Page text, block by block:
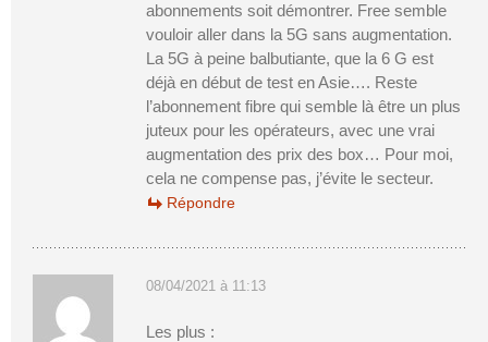
abonnements soit démontrer. Free semble
vouloir aller dans la 5G sans augmentation.
La 5G à peine balbutiante, que la 6 G est
déjà en début de test en Asie…. Reste
l’abonnement fibre qui semble là être un plus
juteux pour les opérateurs, avec une vrai
augmentation des prix des box… Pour moi,
cela ne compense pas, j’évite le secteur.
Répondre
08/04/2021 à 11:13
Les plus :